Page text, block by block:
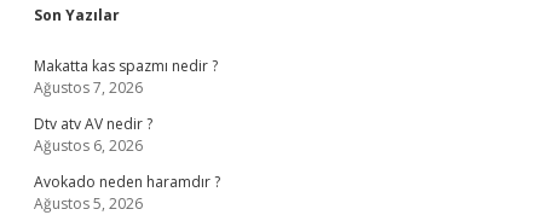
Sidebar
Son Yazılar
Makatta kas spazmı nedir ?
Ağustos 7, 2026
Dtv atv AV nedir ?
Ağustos 6, 2026
Avokado neden haramdır ?
Ağustos 5, 2026